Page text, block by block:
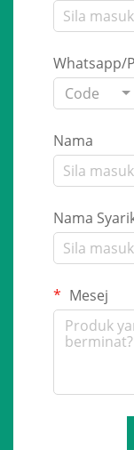
Whatsapp/
Code
Nama
Nama
Mesej